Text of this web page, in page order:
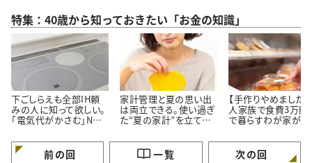
特集：40歳から知っておきたい「お金の知識」
下ごしらえも全部IH頼
みの人に知って欲しい。
「電気代がかさむ」NG
家計管理と夏の思い出
は両立できる。使い過ぎ
た“夏の家計”を立て直
【手作りやめました】
人家族で食費3万円
で暮らすわが家が「
3つ」
前の回 一覧 次の回